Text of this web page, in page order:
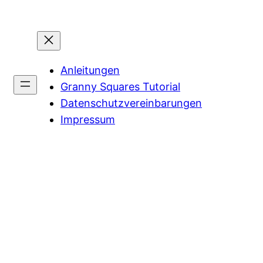
Anleitungen
Granny Squares Tutorial
Datenschutzvereinbarungen
Impressum